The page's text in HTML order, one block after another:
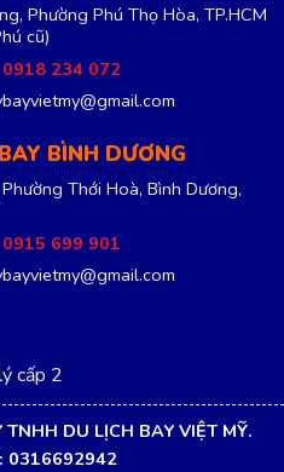
Phường Phú Thọ Hòa, TP.HCM
cũ)
0918 234 072
BÌNH DƯƠNG
Thới Hoà, Bình Dương,
0915 699 901
cấp 2
TNHH DU LỊCH BAY VIỆT MỸ.
0316692942